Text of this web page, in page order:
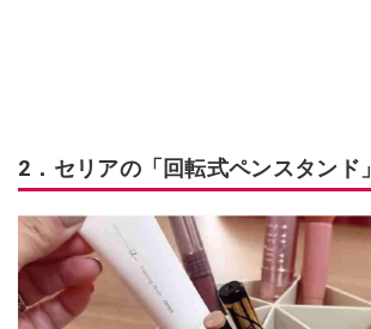
2．セリアの「回転式ペンスタンド」